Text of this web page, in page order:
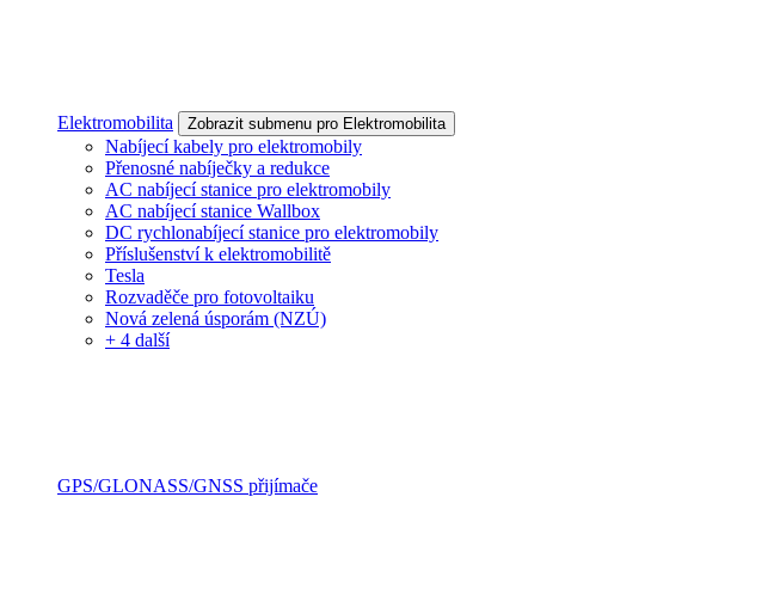
Elektromobilita Zobrazit submenu pro Elektromobilita
Nabíjecí kabely pro elektromobily
Přenosné nabíječky a redukce
AC nabíjecí stanice pro elektromobily
AC nabíjecí stanice Wallbox
DC rychlonabíjecí stanice pro elektromobily
Příslušenství k elektromobilitě
Tesla
Rozvaděče pro fotovoltaiku
Nová zelená úsporám (NZÚ)
+ 4 další
GPS/GLONASS/GNSS přijímače